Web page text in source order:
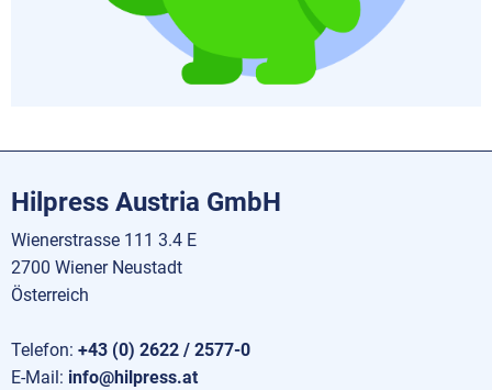
Hilpress Austria GmbH
Wienerstrasse 111 3.4 E
2700 Wiener Neustadt
Österreich
Telefon: +43 (0) 2622 / 2577-0
E-Mail: info@hilpress.at